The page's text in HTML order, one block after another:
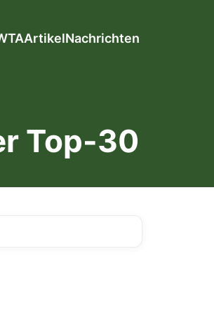
ArtikelNachrichten
Top-30